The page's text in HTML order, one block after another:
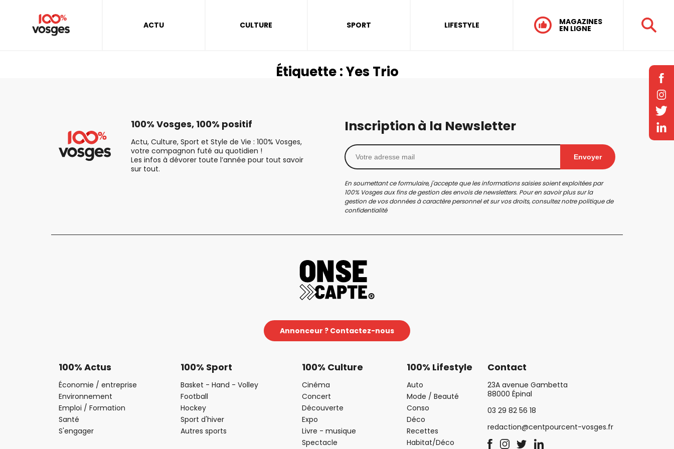
ACTU CULTURE SPORT LIFESTYLE MAGAZINES
EN LIGNE
Étiquette :Yes Trio
100% Vosges, 100% positif
Actu, Culture, Sport et Style de Vie : 100% Vosges,
votre compagnon futé au quotidien !
Les infos à dévorer toute l’année pour tout savoir
sur tout.
Inscription à la Newsletter
Envoyer
En soumettant ce formulaire, j'accepte que les informations saisies soient exploitées par
100% Vosges aux fins de gestion des envois de newsletters. Pour en savoir plus sur la
gestion de vos données à caractère personnel et sur vos droits, consultez notrepolitique de
confidentialité
Annonceur ? Contactez-nous
100% Actus
Économie / entreprise
Environnement
Emploi / Formation
Santé
S'engager
100% Sport
Basket - Hand - Volley
Football
Hockey
Sport d'hiver
Autres sports
100% Culture
Cinéma
Concert
Découverte
Expo
Livre - musique
Spectacle
100% Lifestyle
Auto
Mode / Beauté
Conso
Déco
Recettes
Habitat/Déco
Contact
23A avenue Gambetta
88000 Épinal
03 29 82 56 18
redaction@centpourcent-vosges.fr